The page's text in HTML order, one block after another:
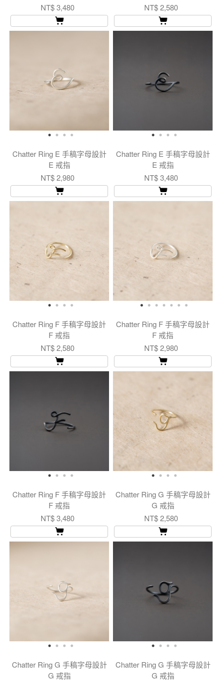
NT$ 3,480
NT$ 2,580
Chatter Ring E 手稿字母設計
E 戒指
NT$ 2,980
Chatter Ring E 手稿字母設計
E 戒指
NT$ 3,480
Chatter Ring F 手稿字母設計
F 戒指
NT$ 2,580
Chatter Ring F 手稿字母設計
F 戒指
NT$ 2,980
Chatter Ring F 手稿字母設計
F 戒指
NT$ 3,480
Chatter Ring G 手稿字母設計
G 戒指
NT$ 2,580
Chatter Ring G 手稿字母設計
G 戒指
Chatter Ring G 手稿字母設計
G 戒指